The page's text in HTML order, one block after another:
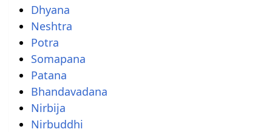
Dhyana
Neshtra
Potra
Somapana
Patana
Bhandavadana
Nirbija
Nirbuddhi